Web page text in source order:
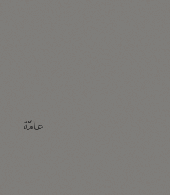
عامّة